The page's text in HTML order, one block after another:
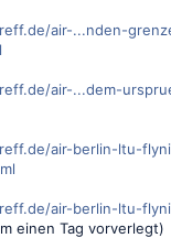
air-...nden-
air-...dem-
air-berlin-ltu-
air-berlin-ltu-
einen Tag vorverlegt)